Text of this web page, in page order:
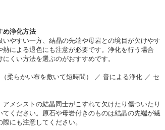
め浄化方法
やすい一方、結晶の先端や母岩との境目が欠けやす
による退色にも注意が必要です。浄化を行う場合
くい方法を選ぶのがおすすめです。
柔らかい布を敷いて短時間） ／ 音による浄化 ／ セ
メシストの結晶同士がこすれて欠けたり傷ついたり
てください。原石や母岩付きのものは結晶の先端が繊
にも注意してください。